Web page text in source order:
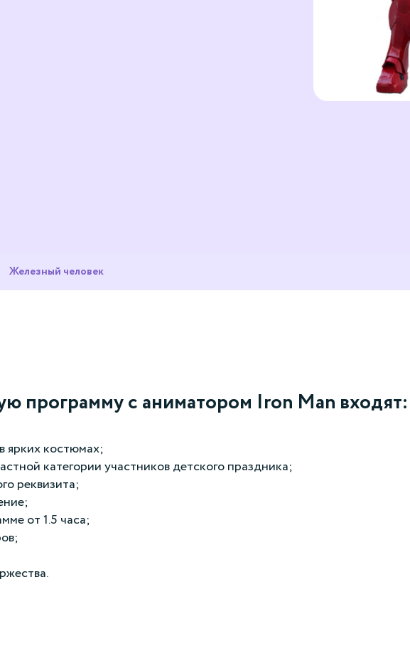
Железный человек
программу с аниматором Iron Man входят:
ярких костюмах;
категории участников детского праздника;
реквизита;
от 1.5 часа;